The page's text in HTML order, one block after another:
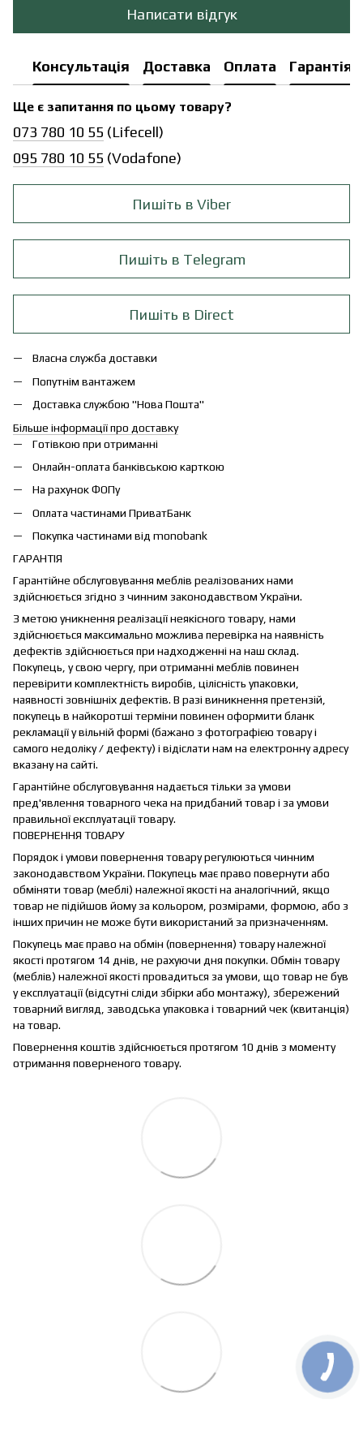
Написати відгук
Консультація Доставка Оплата Гарантія
Ще є запитання по цьому товару?
073 780 10 55 (Lifecell)
095 780 10 55 (Vodafone)
Пишіть в Viber
Пишіть в Telegram
Пишіть в Direct
Власна служба доставки
Попутнім вантажем
Доставка службою "Нова Пошта"
Більше інформації про доставку
Готівкою при отриманні
Онлайн-оплата банківською карткою
На рахунок ФОПу
Оплата частинами ПриватБанк
Покупка частинами від monobank
ГАРАНТІЯ
Гарантійне обслуговування меблів реалізованих нами
здійснюється згідно з чинним законодавством України.
З метою уникнення реалізації неякісного товару, нами
здійснюється максимально можлива перевірка на наявність
дефектів здійснюється при надходженні на наш склад.
Покупець, у свою чергу, при отриманні меблів повинен
перевірити комплектність виробів, цілісність упаковки,
наявності зовнішніх дефектів. В разі виникнення претензій,
покупець в найкоротші терміни повинен оформити бланк
рекламації у вільній формі (бажано з фотографією товару і
самого недоліку / дефекту) і відіслати нам на електронну адресу
вказану на сайті.
Гарантійне обслуговування надається тільки за умови
пред'явлення товарного чека на придбаний товар і за умови
правильної експлуатації товару.
ПОВЕРНЕННЯ ТОВАРУ
Порядок і умови повернення товару регулюються чинним
законодавством України. Покупець має право повернути або
обміняти товар (меблі) належної якості на аналогічний, якщо
товар не підійшов йому за кольором, розмірами, формою, або з
інших причин не може бути використаний за призначенням.
Покупець має право на обмін (повернення) товару належної
якості протягом 14 днів, не рахуючи дня покупки. Обмін товару
(меблів) належної якості провадиться за умови, що товар не був
у експлуатації (відсутні сліди збірки або монтажу), збережений
товарний вигляд, заводська упаковка і товарний чек (квитанція)
на товар.
Повернення коштів здійснюється протягом 10 днів з моменту
отримання поверненого товару.